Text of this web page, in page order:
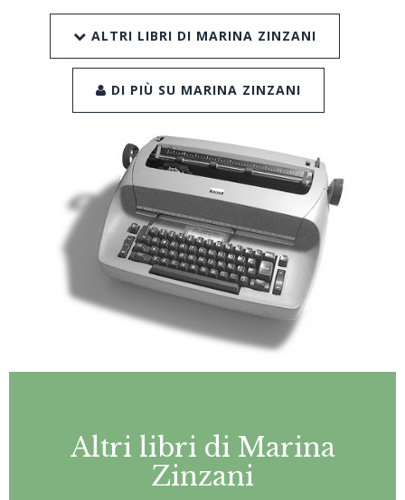
ALTRI LIBRI DI MARINA ZINZANI
DI PIÙ SU MARINA ZINZANI
Altri libri di Marina
Zinzani